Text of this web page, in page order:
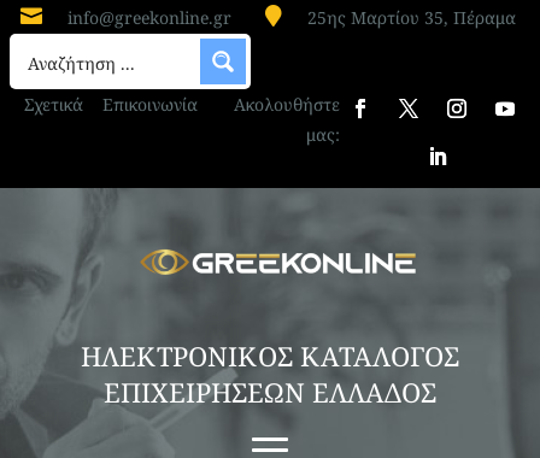
 info@greekonline.gr  25ης Μαρτίου 35, Πέραμα
Σχετικά Επικοινωνία
Ακολουθήστε
μας:
ΗΛΕΚΤΡΟΝΙΚΟΣ ΚΑΤΑΛΟΓΟΣ
ΕΠΙΧΕΙΡΗΣΕΩΝ ΕΛΛΑΔΟΣ